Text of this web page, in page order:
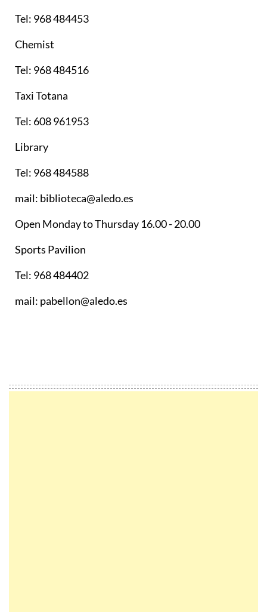
Tel: 968 484453
Chemist
Tel: 968 484516
Taxi Totana
Tel: 608 961953
Library
Tel: 968 484588
mail: biblioteca@aledo.es
Open Monday to Thursday 16.00 - 20.00
Sports Pavilion
Tel: 968 484402
mail: pabellon@aledo.es